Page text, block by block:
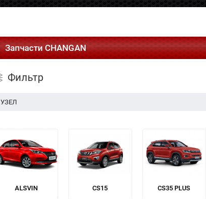
Запчасти CHANGAN
Фильтр
УЗЕЛ
ALSVIN CS15 CS35 PLUS